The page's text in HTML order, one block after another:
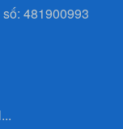
481900993